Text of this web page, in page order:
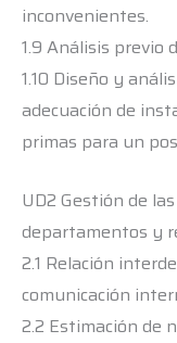
inconvenientes.
1.9 Análisis previo
1.10 Diseño y
adecuación de
primas para un
UD2 Gestión de
departamentos y
2.1 Relación
comunicación
2.2 Estimación de